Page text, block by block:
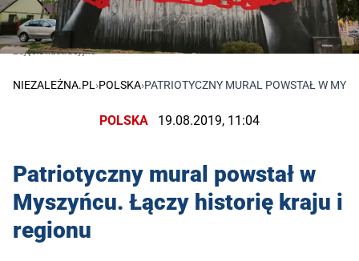
Zdjęcie ilustracyjne
NIEZALEŻNA.PL ›POLSKA›PATRIOTYCZNY MURAL POWSTAŁ W
POLSKA 19.08.2019, 11:04
Patriotyczny mural powstał w
Myszyńcu. Łączy historię kraju i
regionu